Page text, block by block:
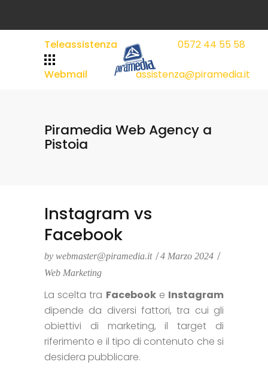
Teleassistenza
Webmail
0572 44 55 58
assistenza@piramedia.it
Piramedia Web Agency a
Pistoia
Instagram vs
Facebook
by webmaster@piramedia.it
4 Marzo 2024
Web Marketing
La scelta tra Facebooke Instagram
dipende da diversi fattori, tra cui gli
obiettivi di marketing, il target di
riferimento e il tipo di contenuto che si
desidera pubblicare.